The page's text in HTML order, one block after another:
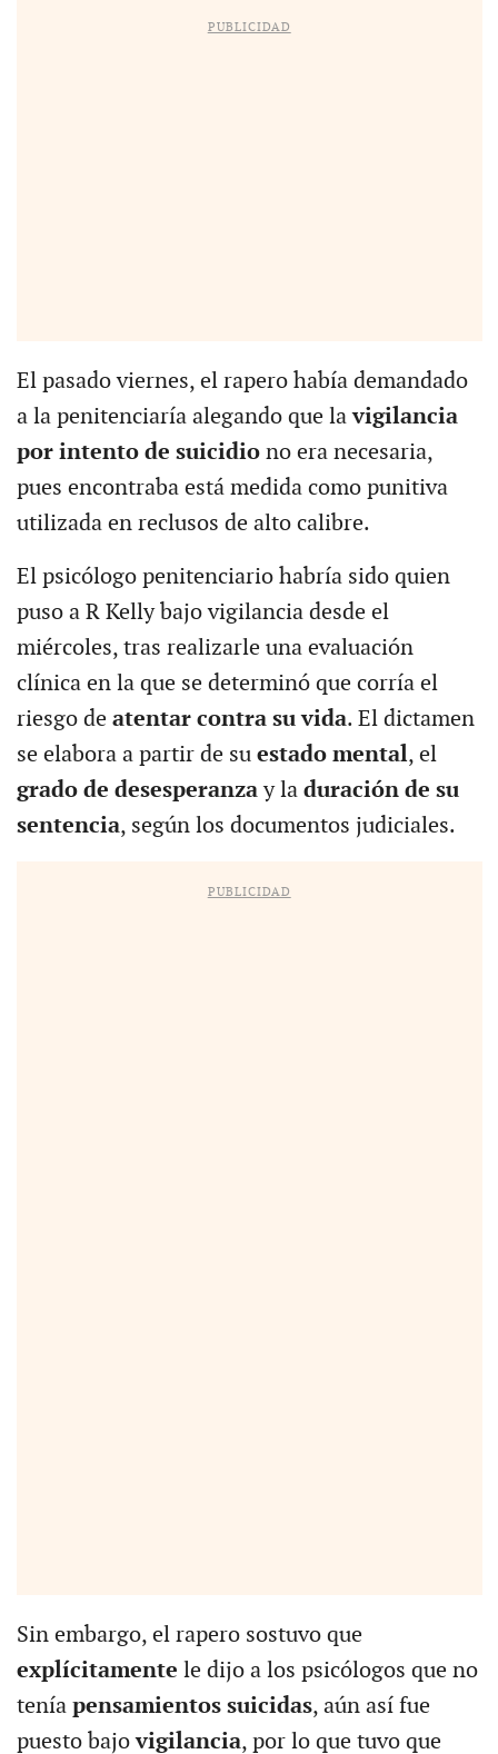
PUBLICIDAD
El pasado viernes, el rapero había demandado
a la penitenciaría alegando que lavigilancia
por intento de suicidiono era necesaria,
pues encontraba está medida como punitiva
utilizada en reclusos de alto calibre.
El psicólogo penitenciario habría sido quien
puso a R Kelly bajo vigilancia desde el
miércoles, tras realizarle una evaluación
clínica en la que se determinó que corría el
riesgo de atentar contra su vida. El dictamen
se elabora a partir de su estado mental, el
grado de desesperanzay la duración de su
sentencia, según los documentos judiciales.
PUBLICIDAD
Sin embargo, el rapero sostuvo que
explícitamente le dijo a los psicólogos que no
tenía pensamientos suicidas, aún así fue
puesto bajovigilancia, por lo que tuvo que